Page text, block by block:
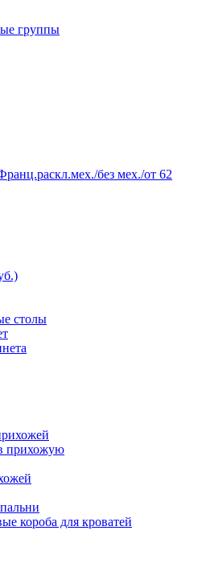
группы
без мех./от 62
столы
прихожую
короба для кроватей